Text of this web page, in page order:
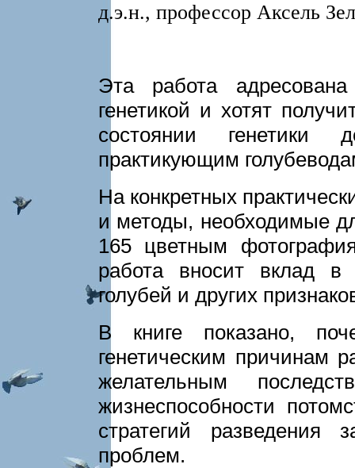
д.э.н., профессор Аксель
Эта работа
генетикой и хотят
состоянии
практикующим
На конкретных
и методы, необходимые
165 цветным
работа вносит вклад в
голубей и других
В книге показано,
генетическим причинам
желательным
жизнеспособности
стра­тегий разведения
проблем.